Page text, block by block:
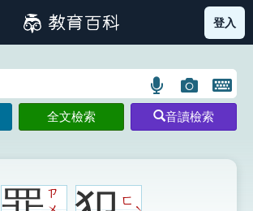
筆畫索引圖示 部首索引表圖示
登入
語
言
搜
圖
片
搜
開
鍵
圖
全文檢索 音讀檢索
ㄗ
ㄈ